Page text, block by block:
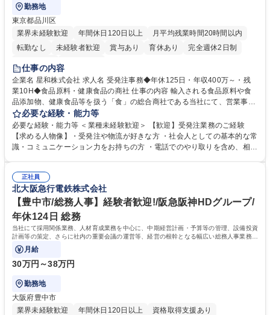
勤務地
東京都品川区
業界未経験歓迎
年間休日120日以上
月平均残業時間20時間以内
転勤なし
未経験者歓迎 賞与あり 育休あり
完全週休2日制
交通費支給
仕事の内容
企業名 星和株式会社 求人名 受発注事務◆年休125日・年収400万～・残
業10H◆食品原料・健康食品の商社 仕事の内容 輸入される食品原料や食
品添加物、健康食品等を扱う「食」の総合商社である当社にて、営業事務
として営業サポートや書類作成、データ入力、電話対応などの業務をお任
せします。 ・受注／出荷指示／売上管理／仕入管理／在庫管理／お客様や
倉庫と電話確認など、販売に関わる事務、営業サポートをお願いします。
・入社後は商品について覚えることから始め、先輩社員OJTと共に業務を
万～・残業10H◆食品原料・健康食品の商社
必要な経験・能力等
必要な経験・能力等 ＜業種未経験歓迎＞ 【歓迎】受発注業務のご経験
【求める人物像】・受発注や物流が好きな方 ・社会人としての基本的な常
識・コミュニケーション力をお持ちの方 ・電話でのやり取りを含め、相手
演算ができる方 ・業務ルールや指示を理解し、行動できる方 学歴・資格
学歴：大学院 大学 短大 語学力： 資格：
正社員
北大阪急行電鉄株式会社
【豊中市/総務人事】経験者歓迎!/阪急阪神HDグループ/
年休124日 総務
当社にて採用関係業務、人材育成業務を中心に、中期経営計画・予算等の管理、設備投資
計画等の策定、さらに社内の重要会議の運営等、経営の根幹となる幅広い総務人事業務全
般を担当していただきます。
月給
30万円～38万円
勤務地
大阪府豊中市
業界未経験歓迎
年間休日120日以上
資格取得支援あり